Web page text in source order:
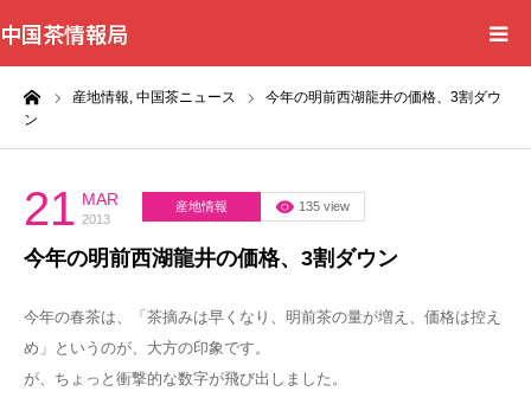
中国茶情報局
産地情報, 中国茶ニュース
今年の明前西湖龍井の価格、3割ダウ
ン
21 MAR
2013
産地情報 135 view
今年の明前西湖龍井の価格、3割ダウン
今年の春茶は、「茶摘みは早くなり、明前茶の量が増え、価格は控え
め」というのが、大方の印象です。
が、ちょっと衝撃的な数字が飛び出しました。
Home
WordBank